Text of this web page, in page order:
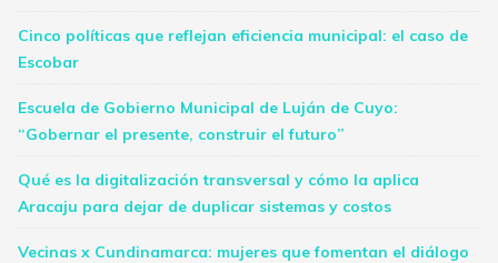
Cinco políticas que reflejan eficiencia municipal: el caso de
Escobar
Escuela de Gobierno Municipal de Luján de Cuyo:
“Gobernar el presente, construir el futuro”
Qué es la digitalización transversal y cómo la aplica
Aracaju para dejar de duplicar sistemas y costos
Vecinas x Cundinamarca: mujeres que fomentan el diálogo